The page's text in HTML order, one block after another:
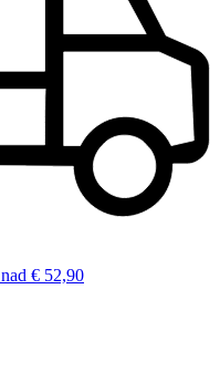
nad € 52,90